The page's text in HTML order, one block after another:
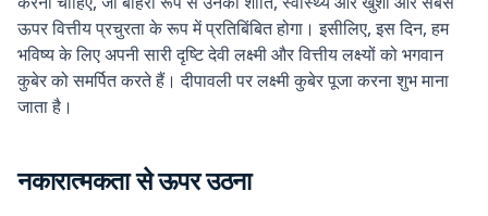
ऊपर वित्तीय प्रचुरता के रूप में प्रतिबिंबित होगा। इसीलिए, इस दिन, हम
भविष्य के लिए अपनी सारी दृष्टि देवी लक्ष्मी और वित्तीय लक्ष्यों को भगवान
कुबेर को समर्पित करते हैं। दीपावली पर लक्ष्मी कुबेर पूजा करना शुभ माना
जाता है।
नकारात्मकता से ऊपर उठना